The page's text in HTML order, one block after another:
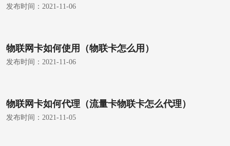
发布时间： 2021-11-06
物联网卡如何使用（物联卡怎么用）
发布时间： 2021-11-06
物联网卡如何代理（流量卡物联卡怎么代理）
发布时间： 2021-11-05